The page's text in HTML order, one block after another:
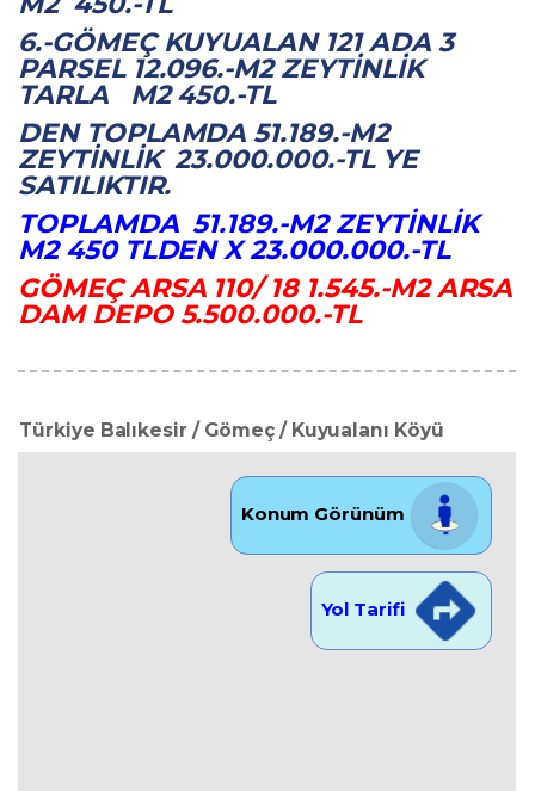
6.-GÖMEÇ KUYUALAN 121 ADA 3
PARSEL 12.096.-M2 ZEYTINLIK
TARLA M2 450.-TL
DEN TOPLAMDA 51.189.-M2
ZEYTINLIK 23.000.000.-TL YE
SATILIKTIR.
TOPLAMDA 51.189.-M2 ZEYTINLIK
M2 450 TLDEN X 23.000.000.-TL
GÖMEÇ ARSA 110/ 18 1.545.-M2 ARSA
DAM DEPO 5.500.000.-TL
Türkiye Balıkesir / Gömeç/ Kuyualanı Köyü
Konum Görünüm
Yol Tarifi